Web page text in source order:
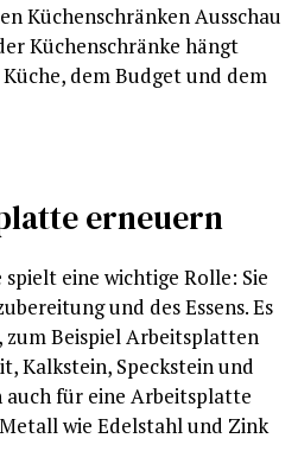
Küchenschränken Ausschau
Küchenschränke hängt
dem Budget und dem
erneuern
eine wichtige Rolle: Sie
und des Essens. Es
Beispiel Arbeitsplatten
Kalkstein, Speckstein und
auch für eine Arbeitsplatte
wie Edelstahl und Zink